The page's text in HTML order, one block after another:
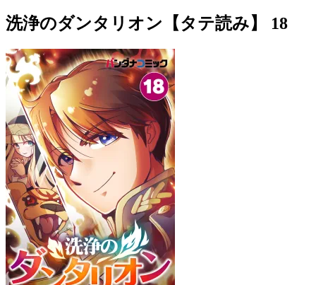
洗浄のダンタリオン【タテ読み】 18